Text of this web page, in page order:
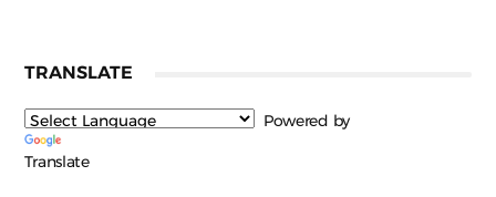
TRANSLATE
Powered by
Translate